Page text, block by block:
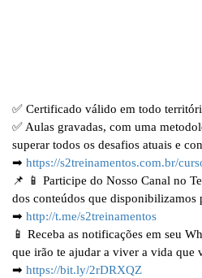
✅ Certificado válido em todo
✅ Aulas gravadas, com uma
superar todos os desafios atuais e
➡ https://s2treinamentos.com.br/
📌
📱 Participe do Nosso Canal no
dos conteúdos que disponibilizamos
➡ http://t.me/s2treinamentos
📱 Receba as notificações em seu
que irão te ajudar a viver a vida que
➡ https://bit.ly/2rDRXQZ